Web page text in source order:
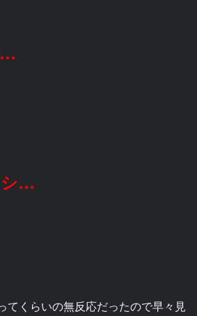
…
シ…
てくらいの無反応だったので早々見